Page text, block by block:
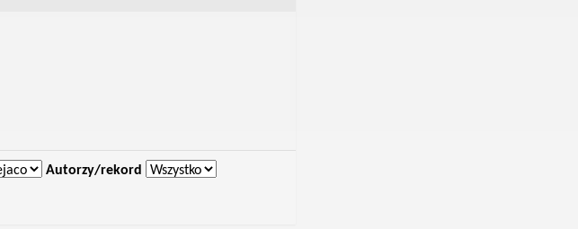
Autorzy/rekord